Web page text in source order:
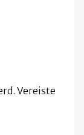
Vereiste